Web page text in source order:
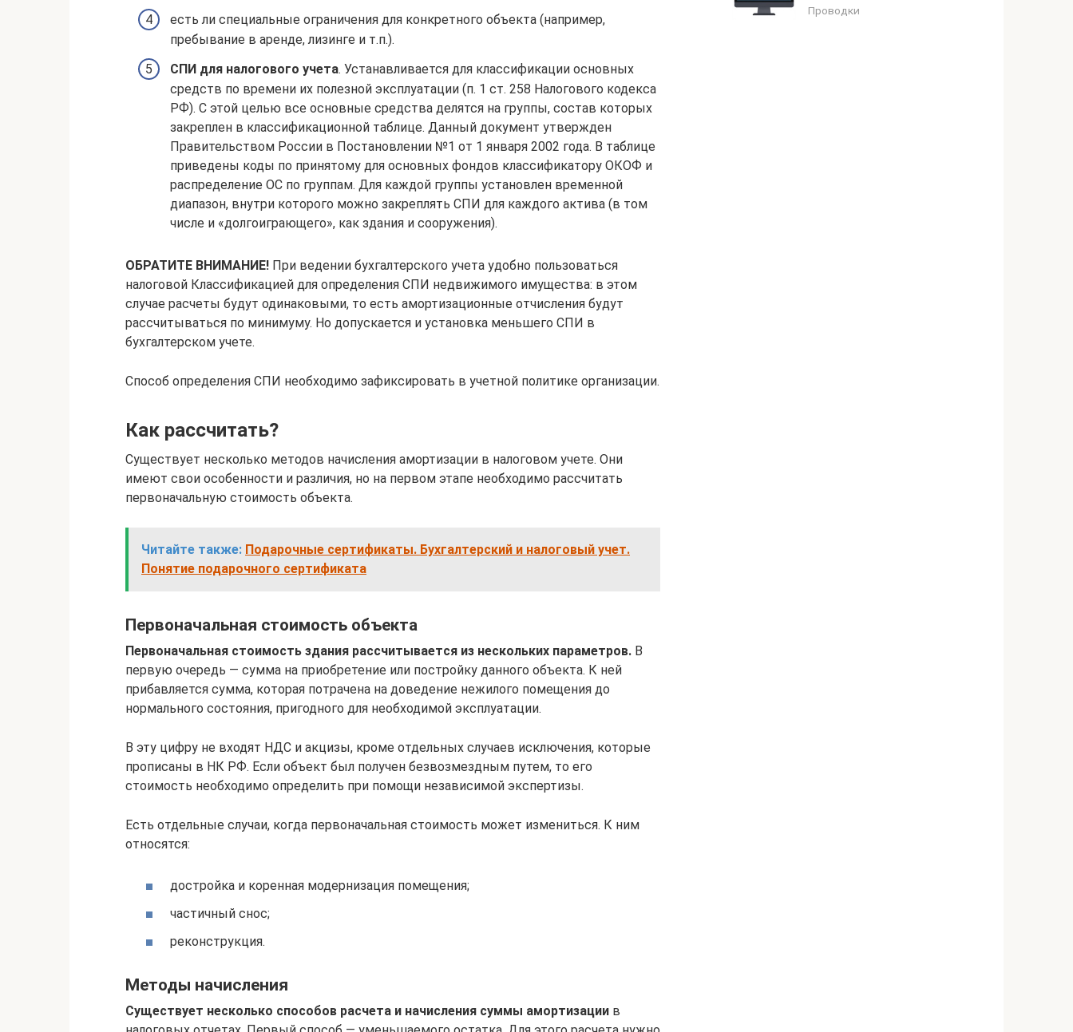
есть ли специальные ограничения для конкретного объекта (например,
пребывание в аренде, лизинге и т.п.).
СПИ для налогового учета. Устанавливается для классификации основных
средств по времени их полезной эксплуатации (п. 1 ст. 258 Налогового кодекса
РФ). С этой целью все основные средства делятся на группы, состав которых
закреплен в классификационной таблице. Данный документ утвержден
Правительством России в Постановлении №1 от 1 января 2002 года. В таблице
приведены коды по принятому для основных фондов классификатору ОКОФ и
распределение ОС по группам. Для каждой группы установлен временной
диапазон, внутри которого можно закреплять СПИ для каждого актива (в том
числе и «долгоиграющего», как здания и сооружения).
ОБРАТИТЕ ВНИМАНИЕ! При ведении бухгалтерского учета удобно пользоваться
налоговой Классификацией для определения СПИ недвижимого имущества: в этом
случае расчеты будут одинаковыми, то есть амортизационные отчисления будут
рассчитываться по минимуму. Но допускается и установка меньшего СПИ в
бухгалтерском учете.
Способ определения СПИ необходимо зафиксировать в учетной политике организации.
Как рассчитать?
Существует несколько методов начисления амортизации в налоговом учете. Они
имеют свои особенности и различия, но на первом этапе необходимо рассчитать
первоначальную стоимость объекта.
Читайте также: Подарочные сертификаты. Бухгалтерский и налоговый учет.
Понятие подарочного сертификата
Первоначальная стоимость объекта
Первоначальная стоимость здания рассчитывается из нескольких параметров. В
первую очередь — сумма на приобретение или постройку данного объекта. К ней
прибавляется сумма, которая потрачена на доведение нежилого помещения до
нормального состояния, пригодного для необходимой эксплуатации.
В эту цифру не входят НДС и акцизы, кроме отдельных случаев исключения, которые
прописаны в НК РФ. Если объект был получен безвозмездным путем, то его
стоимость необходимо определить при помощи независимой экспертизы.
Есть отдельные случаи, когда первоначальная стоимость может измениться. К ним
относятся:
достройка и коренная модернизация помещения;
частичный снос;
реконструкция.
Методы начисления
Существует несколько способов расчета и начисления суммы амортизации в
Проводки